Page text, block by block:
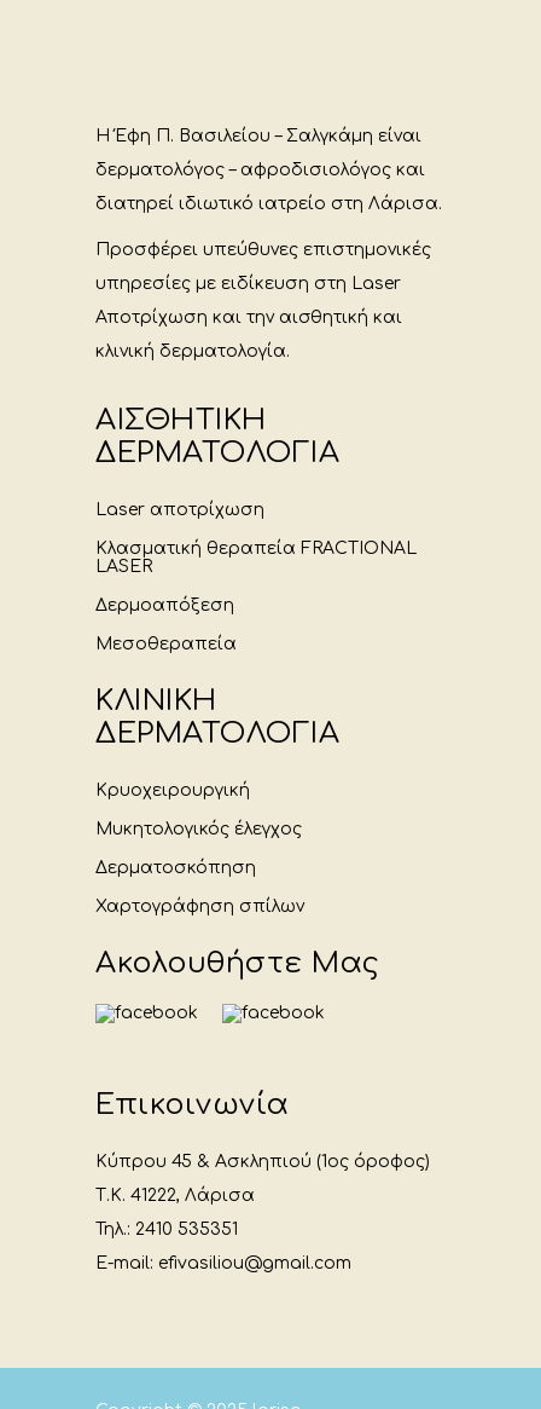
Η Έφη Π. Βασιλείου – Σαλγκάμη είναι
δερματολόγος – αφροδισιολόγος και
διατηρεί ιδιωτικό ιατρείο στη Λάρισα.
Προσφέρει υπεύθυνες επιστημονικές
υπηρεσίες με ειδίκευση στη Laser
Αποτρίχωση και την αισθητική και
κλινική δερματολογία.
ΑΙΣΘΗΤΙΚΗ
ΔΕΡΜΑΤΟΛΟΓΙΑ
Laser αποτρίχωση
Κλασματική θεραπεία FRACTIONAL
LASER
Δερμοαπόξεση
Μεσοθεραπεία
ΚΛΙΝΙΚΗ
ΔΕΡΜΑΤΟΛΟΓΙΑ
Κρυοχειρουργική
Μυκητολογικός έλεγχος
Δερματοσκόπηση
Χαρτογράφηση σπίλων
Ακολουθήστε Μας
Επικοινωνία
Κύπρου 45 & Ασκληπιού (1ος όροφος)
Τ.Κ. 41222, Λάρισα
Τηλ.: 2410 535351
E-mail: efivasiliou@gmail.com